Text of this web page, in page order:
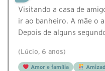
Visitando a casa de
ir ao banheiro. A mãe o
Depois de alguns
(Lúcio, 6 anos)
Amor e família